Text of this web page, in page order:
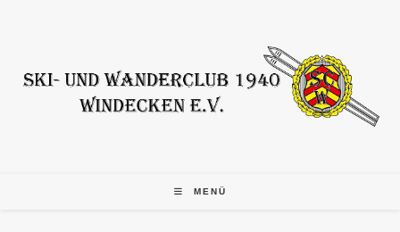
MENÜ